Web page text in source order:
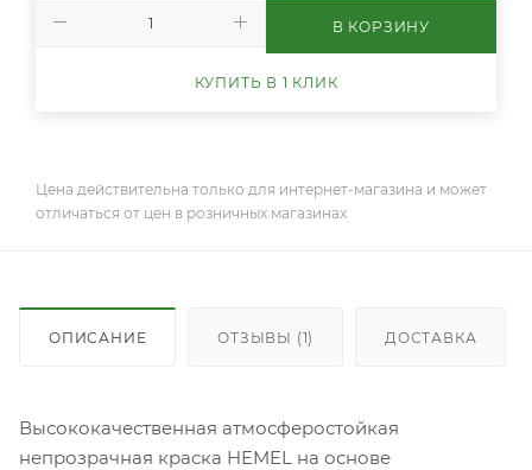
В КОРЗИНУ
КУПИТЬ В 1 КЛИК
Цена действительна только для интернет-магазина и может
отличаться от цен в розничных магазинах
ОПИСАНИЕ ОТЗЫВЫ (1) ДОСТАВКА
Высококачественная атмосферостойкая
непрозрачная краска HEMEL на основе